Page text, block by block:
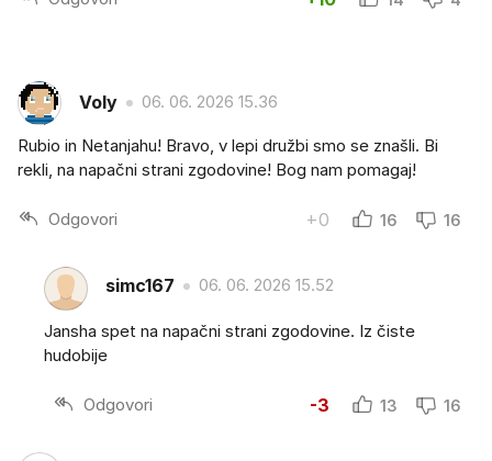
Voly 06. 06. 2026 15.36
Rubio in Netanjahu! Bravo, v lepi družbi smo se znašli. Bi
rekli, na napačni strani zgodovine! Bog nam pomagaj!
Odgovori +0 16 16
simc167 06. 06. 2026 15.52
Jansha spet na napačni strani zgodovine. Iz čiste
hudobije
Odgovori -3 13 16